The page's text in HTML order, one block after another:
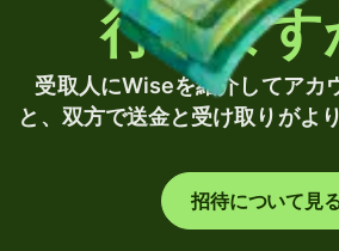
行います
受取人にWiseを紹介してアカ
と、双方で送金と受け取りがよ
招待について見